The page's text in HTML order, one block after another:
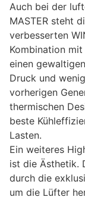
Auch bei der
MASTER steht
verbesserten
Kombination
einen
Druck und
vorherigen
thermischen
beste
Lasten.
Ein weiteres
ist die Ästhetik.
durch die
um die Lüfter